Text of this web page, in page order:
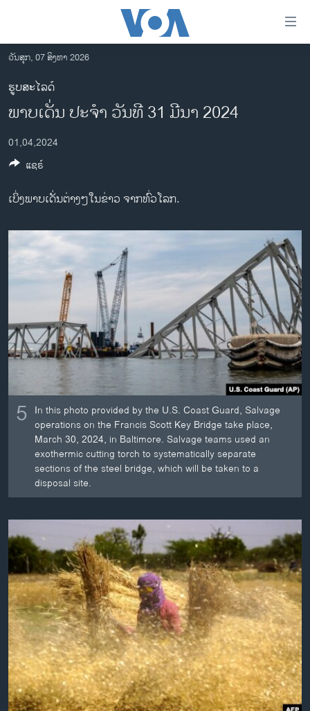
ເຂົ້າ
ຫາ
ຂ້າມ
ຂ້າມ
ໄປ
ຫາ
ຄົ້ນ
ລາວ
ອາເມຣິກາ
ການເລືອກຕັ້ງ ປະທານາທີບໍດີ ສະຫະລັດ 2024
ຂ່າວ​ຈີນ
ໂລກ
ອິດສະຫຼະພາບດ້ານການຂ່າວ
ຊີວິດຊາວລາວ
ຊຸມຊົນຊາວລາວ
ວິທະຍາສາດ-ເທັກໂນໂລຈີ
ທຸລະກິດ
ພາສາອັງກິດ
ວີດີໂອ
ສຽງ
ລາຍການກະຈາຍສຽງ
ລາຍງານ
ຕິດຕາມພວກເຮົາ ທີ່
ພາສາຕ່າງໆ
ວັນສຸກ, 07 ສິງຫາ 2026
ຮູບສະໄລດ໌
ພາບເດັ່ນ ປະຈຳ ວັນທີ 31 ມີນາ 2024
01,04,2024
ເບິ່ງພາບເດັ່ນຕ່າງໆໃນຂ່າວ ຈາກທົ່ວໂລກ.
5 In this photo provided by the U.S. Coast Guard, Salvage
operations on the Francis Scott Key Bridge take place,
March 30, 2024, in Baltimore. Salvage teams used an
exothermic cutting torch to systematically separate
sections of the steel bridge, which will be taken to a
disposal site.
ແຊຣ໌